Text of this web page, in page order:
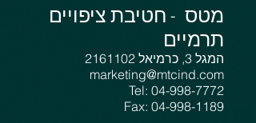
מטס - חטיבת ציפויים
תרמיים
המגל 3, כרמיאל
2161102
marketing@mtcind.com
Tel: 04-998-7772
Fax: 04-998-1189